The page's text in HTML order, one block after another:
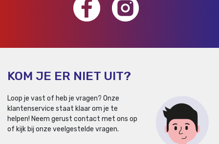
KOM JE ER NIET UIT?
Loop je vast of heb je vragen? Onze
klantenservice staat klaar om je te
helpen! Neem gerust contact met ons op
of kijk bij onze veelgestelde vragen.